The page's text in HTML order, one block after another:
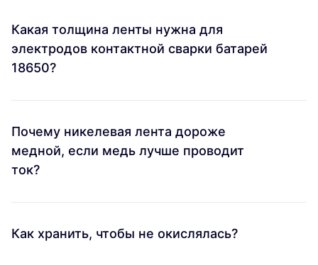
Какая толщина ленты нужна для
электродов контактной сварки батарей
18650?
Почему никелевая лента дороже
медной, если медь лучше проводит
ток?
Как хранить, чтобы не окислялась?